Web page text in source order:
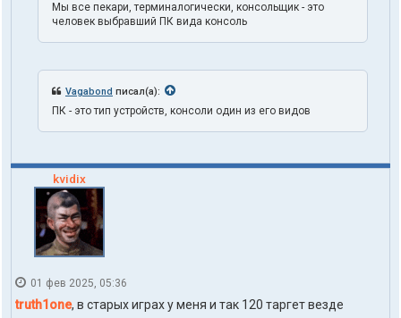
я
t
r
t
1
o
Мы все пекари, терминалогически, консольщик - это
человек выбравший ПК вида консоль
Vagabond писал(а):
ПК - это тип устройств, консоли один из его видов
kvidix
01 фев 2025, 05:36
truth1one, в старых играх у меня и так 120 таргет везде